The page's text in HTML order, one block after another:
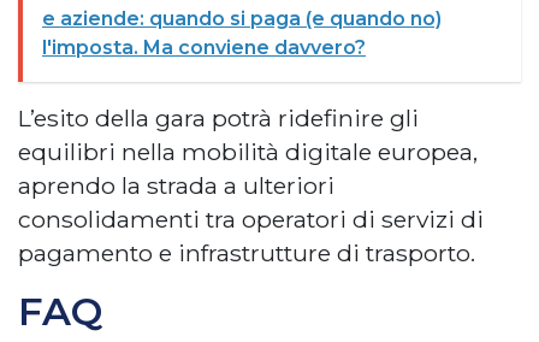
e aziende: quando si paga (e quando no)
l'imposta. Ma conviene davvero?
L’esito della gara potrà ridefinire gli
equilibri nella mobilità digitale europea,
aprendo la strada a ulteriori
consolidamenti tra operatori di servizi di
pagamento e infrastrutture di trasporto.
FAQ